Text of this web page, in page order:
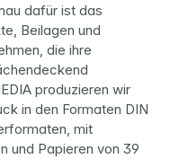
dafür ist das
Beilagen und
die ihre
in den Formaten DIN
mit
und Papieren von 39